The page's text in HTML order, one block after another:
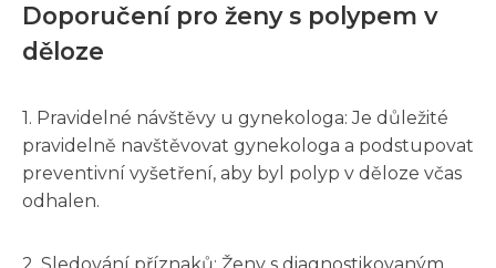
Doporučení pro ženy s polypem v
děloze
1. Pravidelné návštěvy u gynekologa: Je důležité
pravidelně navštěvovat gynekologa a podstupovat
preventivní vyšetření, aby byl polyp v děloze včas
odhalen.